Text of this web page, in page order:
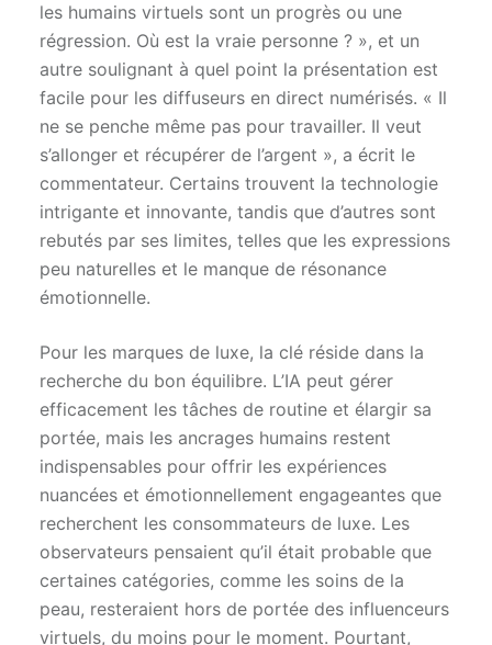
les humains virtuels sont un progrès ou une
régression. Où est la vraie personne ? », et un
autre soulignant à quel point la présentation est
facile pour les diffuseurs en direct numérisés. « Il
ne se penche même pas pour travailler. Il veut
s’allonger et récupérer de l’argent », a écrit le
commentateur. Certains trouvent la technologie
intrigante et innovante, tandis que d’autres sont
rebutés par ses limites, telles que les expressions
peu naturelles et le manque de résonance
émotionnelle.
Pour les marques de luxe, la clé réside dans la
recherche du bon équilibre. L’IA peut gérer
efficacement les tâches de routine et élargir sa
portée, mais les ancrages humains restent
indispensables pour offrir les expériences
nuancées et émotionnellement engageantes que
recherchent les consommateurs de luxe. Les
observateurs pensaient qu’il était probable que
certaines catégories, comme les soins de la
peau, resteraient hors de portée des influenceurs
virtuels, du moins pour le moment. Pourtant,